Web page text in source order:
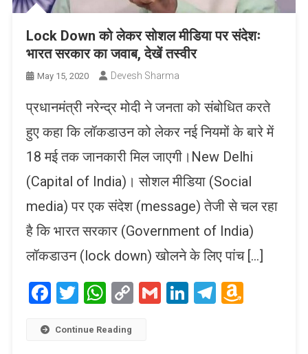
Lock Down को लेकर सोशल मीडिया पर संदेशः
भारत सरकार का जवाब, देखें तस्वीर
May 15, 2020 Devesh Sharma
प्रधानमंत्री नरेन्द्र मोदी ने जनता को संबोधित करते
हुए कहा कि लॉकडाउन को लेकर नई नियमों के बारे में
18 मई तक जानकारी मिल जाएगी।New Delhi
(Capital of India)। सोशल मीडिया (Social
media) पर एक संदेश (message) तेजी से चल रहा
है कि भारत सरकार (Government of India)
लॉकडाउन (lock down) खोलने के लिए पांच […]
Facebook
TwitterWhatsApp
CopyGmailLinkedIn
Telegram
Continue Reading